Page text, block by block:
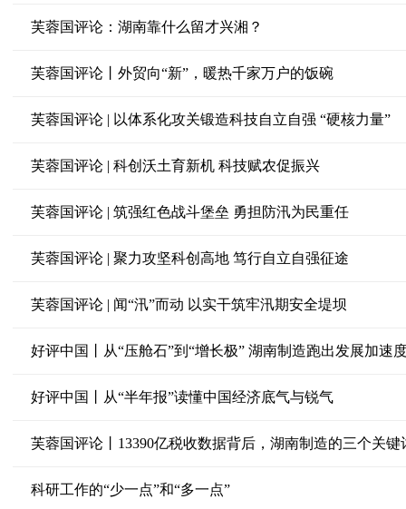
芙蓉国评论：湖南靠什么留才兴湘？
芙蓉国评论丨外贸向“新”，暖热千家万户的饭碗
芙蓉国评论 | 以体系化攻关锻造科技自立自强 “硬核力量”
芙蓉国评论 | 科创沃土育新机 科技赋农促振兴
芙蓉国评论 | 筑强红色战斗堡垒 勇担防汛为民重任
芙蓉国评论 | 聚力攻坚科创高地 笃行自立自强征途
芙蓉国评论 | 闻“汛”而动 以实干筑牢汛期安全堤坝
好评中国丨从“压舱石”到“增长极” 湖南制造跑出发展加速
好评中国丨从“半年报”读懂中国经济底气与锐气
芙蓉国评论丨13390亿税收数据背后，湖南制造的三个关键
科研工作的“少一点”和“多一点”